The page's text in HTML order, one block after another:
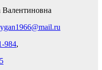
984,